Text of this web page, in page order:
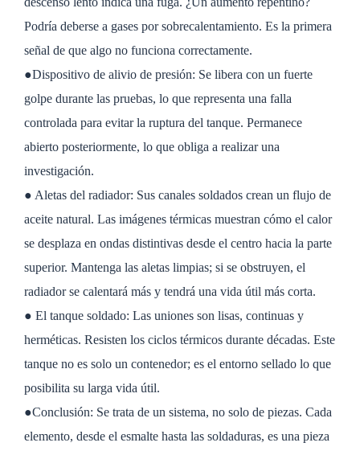
Podría deberse a gases por sobrecalentamiento. Es la primera
señal de que algo no funciona correctamente.
●Dispositivo de alivio de presión: Se libera con un fuerte
golpe durante las pruebas, lo que representa una falla
controlada para evitar la ruptura del tanque. Permanece
abierto posteriormente, lo que obliga a realizar una
investigación.
● Aletas del radiador: Sus canales soldados crean un flujo de
aceite natural. Las imágenes térmicas muestran cómo el calor
se desplaza en ondas distintivas desde el centro hacia la parte
superior. Mantenga las aletas limpias; si se obstruyen, el
radiador se calentará más y tendrá una vida útil más corta.
● El tanque soldado: Las uniones son lisas, continuas y
herméticas. Resisten los ciclos térmicos durante décadas. Este
tanque no es solo un contenedor; es el entorno sellado lo que
posibilita su larga vida útil.
●Conclusión: Se trata de un sistema, no solo de piezas. Cada
elemento, desde el esmalte hasta las soldaduras, es una pieza